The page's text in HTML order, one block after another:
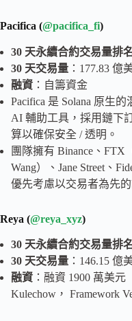
Pacifica (@pacifica_fi)
30 天永續合約交易量排
30 天交易量 ：177.83 億
融資 ：自籌資金
Pacifica 是 Solana 原生
AI 輔助工具，採用鏈下
算以確保安全 / 透明。
團隊擁有 Binance、FTX
Wang）、Jane Street、
優先考慮以交易者為先
Reya (@reya_xyz)
30 天永續合約交易量排
30 天交易量 ：146.15 億
融資 ：融資 1900 萬美元
Kulechow， Framework